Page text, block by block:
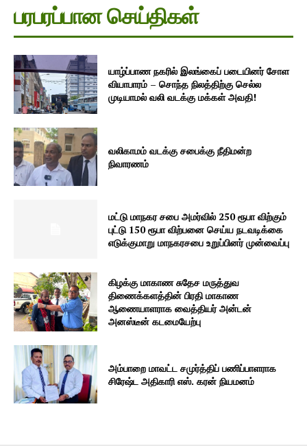
பரபரப்பான செய்திகள்
யாழ்ப்பாண நகரில் இலங்கைப் படையினர் சோள
வியாபாரம் – சொந்த நிலத்திற்கு செல்ல
முடியாமல் வலி வடக்கு மக்கள் அவதி!
வலிகாமம் வடக்கு சபைக்கு நீதிமன்ற
நிவாரணம்
மட்டு மாநகர சபை அமர்வில் 250 ரூபா விற்கும்
புட்டு 150 ரூபா விற்பனை செய்ய நடவடிக்கை
எடுக்குமாறு மாநகரசபை உறுப்பினர் முன்வைப்பு
கிழக்கு மாகாண சுதேச மருத்துவ
திணைக்களத்தின் பிரதி மாகாண
ஆணையாளராக வைத்தியர் அன்டன்
அனஸ்டீன் கடமையேற்பு
அம்பாறை மாவட்ட சமுர்த்திப் பணிப்பாளராக
சிரேஷ்ட அதிகாரி எஸ். கரன் நியமனம்